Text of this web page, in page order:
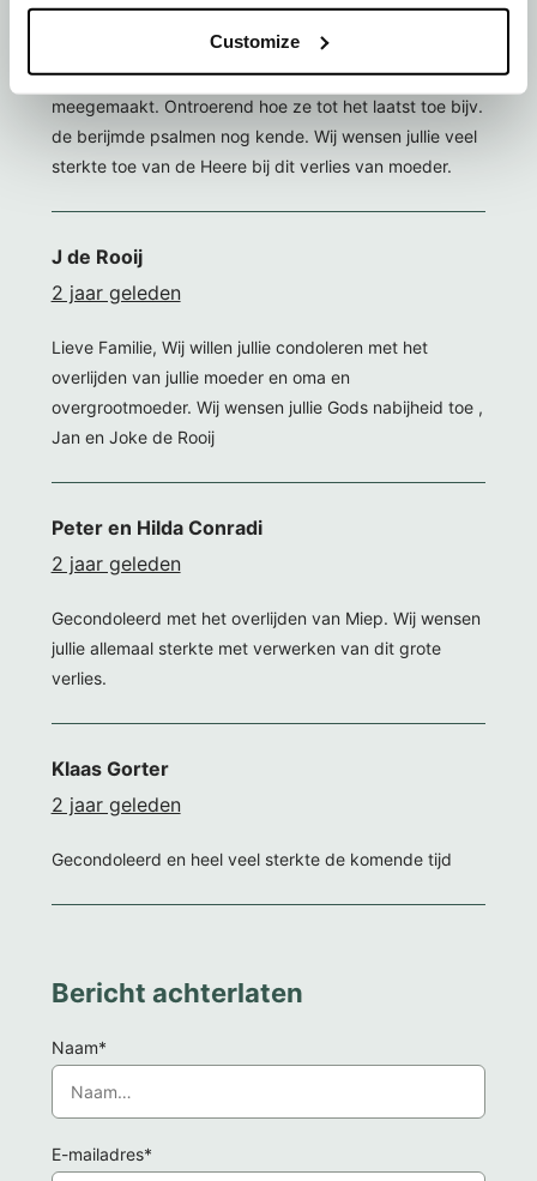
Customize
Wijk 2 Hervormd Barneveld. En ook in Putten heb ik
haar bezocht. De tekst boven de rouwadvertentie is
heel passend, zoals ik haar geestelijk heb
meegemaakt. Ontroerend hoe ze tot het laatst toe bijv.
de berijmde psalmen nog kende. Wij wensen jullie veel
sterkte toe van de Heere bij dit verlies van moeder.
J de Rooij
2 jaar geleden
Lieve Familie, Wij willen jullie condoleren met het
overlijden van jullie moeder en oma en
overgrootmoeder. Wij wensen jullie Gods nabijheid toe ,
Jan en Joke de Rooij
Peter en Hilda Conradi
2 jaar geleden
Gecondoleerd met het overlijden van Miep. Wij wensen
jullie allemaal sterkte met verwerken van dit grote
verlies.
Klaas Gorter
2 jaar geleden
Gecondoleerd en heel veel sterkte de komende tijd
Bericht achterlaten
Naam*
E-mailadres*